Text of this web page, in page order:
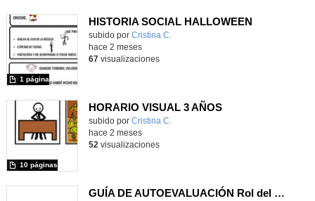
HISTORIA SOCIAL HALLOWEEN
subido por Cristina C.
1 página
hace 2 meses
67visualizaciones
HORARIO VISUAL 3 AÑOS
subido por Cristina C.
10 páginas
hace 2 meses
52 visualizaciones
GUÍA DE AUTOEVALUACIÓN Rol del personal educador como acompañantes del juego